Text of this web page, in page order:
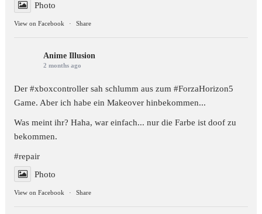
Photo
View on Facebook · Share
Anime Illusion
2 months ago
Der #xboxcontroller sah schlumm aus zum#ForzaHorizon5
Game. Aber ich habe ein Makeover hinbekommen...
Was meint ihr? Haha, war einfach... nur die Farbe ist doof zu
bekommen.
#repair
Photo
View on Facebook · Share